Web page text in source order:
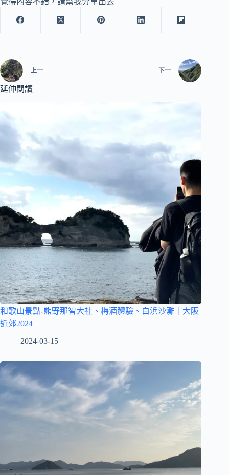
上一 下一
延伸閱讀
和歌山景點-熊野那智大社、梅酒體驗、白浜沙灘｜大阪
近郊2024
2024-03-15